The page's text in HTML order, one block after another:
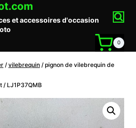
et accessoires d'occasion
0
/ vilebrequin / pignon de vilebrequin de
/ LJ1P37QMB